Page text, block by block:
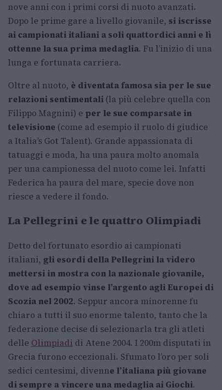
nove anni con i primi corsi di nuoto avanzati.
Dopo le prime gare a livello giovanile, si iscrisse
ai campionati italiani a soli quattordici anni e lì
ottenne la sua prima medaglia. Fu l’inizio di una
lunga e fortunata carriera.
Oltre al nuoto, è diventata famosa sia per le sue
relazioni sentimentali (la più celebre quella con
Filippo Magnini) e per le sue comparsate in
televisione (come ad esempio il ruolo di giudice
a Italia’s Got Talent). Grande appassionata di
tatuaggi e moda, ha una paura molto anomala
per una campionessa del nuoto come lei. Infatti
Federica ha paura del mare, specie dove non
riesce a vedere il fondo.
La Pellegrini e le quattro Olimpiadi
Detto del fortunato esordio ai campionati
italiani, gli esordi della Pellegrini la videro
mettersi in mostra con la nazionale giovanile,
dove ad esempio vinse l’argento agli Europei di
Scozia nel 2002. Seppur ancora minorenne fu
chiaro a tutti il suo enorme talento, tanto che la
federazione decise di selezionarla tra gli atleti
delle Olimpiadi di Atene 2004. I 200m disputati in
Grecia furono eccezionali. Sfumato l’oro per soli
sedici centesimi, divenne l’italiana più giovane
di sempre a vincere una medaglia ai Giochi.